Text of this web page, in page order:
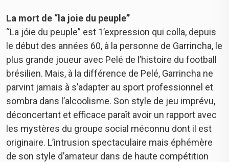
La mort de “la joie du peuple”
“La jóie du peuple” est 1’expression qui colla, depuis
le début des années 60, à la personne de Garrincha, le
plus grande joueur avec Pelé de l’histoire du football
brésilien. Mais, à la différence de Pelé, Garrincha ne
parvint jamais à s’adapter au sport professionnel et
sombra dans l’alcoolisme. Son style de jeu imprévu,
déconcertant et efficace paraît avoir un rapport avec
les mystères du groupe social méconnu dont il est
originaire. L’intrusion spectaculaire mais éphémère
de son style d’amateur dans de haute compétition